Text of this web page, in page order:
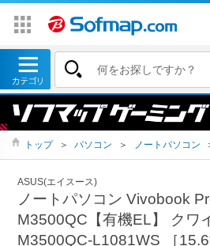
トップ ＞ パソコン ＞ ノートパソコン
ASUS(エイスース)
ノートパソコン Vivobook
M3500QC【有機EL】 クワ
M3500QC-L1081WS ［